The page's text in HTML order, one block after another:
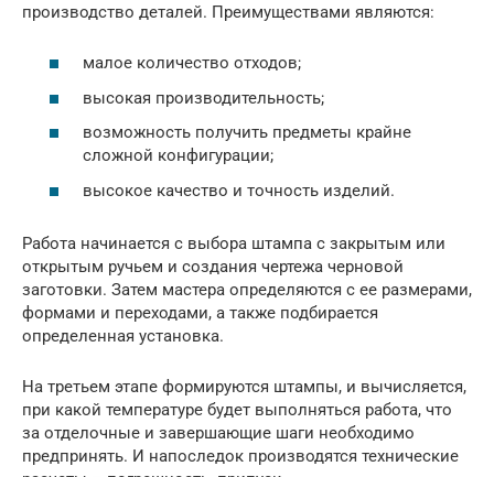
производство деталей. Преимуществами являются:
малое количество отходов;
высокая производительность;
возможность получить предметы крайне
сложной конфигурации;
высокое качество и точность изделий.
Работа начинается с выбора штампа с закрытым или
открытым ручьем и создания чертежа черновой
заготовки. Затем мастера определяются с ее размерами,
формами и переходами, а также подбирается
определенная установка.
На третьем этапе формируются штампы, и вычисляется,
при какой температуре будет выполняться работа, что
за отделочные и завершающие шаги необходимо
предпринять. И напоследок производятся технические